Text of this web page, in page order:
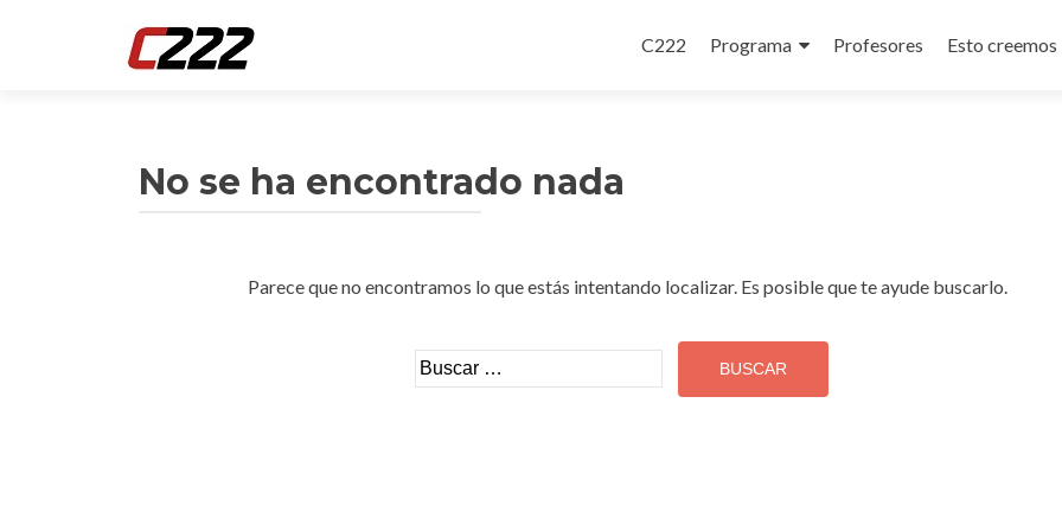
al
C222 Programa Profesores Esto creemos
No se ha encontrado nada
Parece que no encontramos lo que estás intentando localizar. Es posible que te ayude buscarlo.
Buscar: